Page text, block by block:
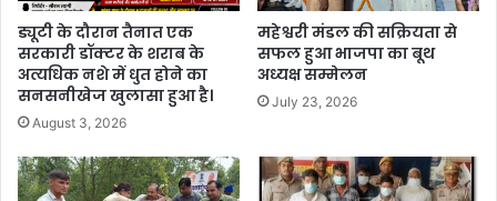
ड्यूटी के दौरान तैनात एक
सरकारी डॉक्टर के शराब के
अत्यधिक नशे में धुत होने का
सनसनीखेज खुलासा हुआ है।
August 3, 2026
महेश्वरी मंडल की सक्रियता से
सफल हुआ भाजपा का बूथ
अध्यक्ष सम्मेलन
July 23, 2026